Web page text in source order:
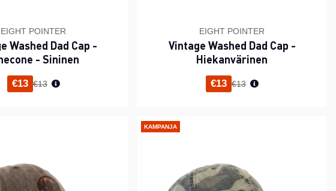
EIGHT POINTER
Washed Dad Cap -
- Sininen
€13 Normaali hinta
€13
EIGHT POINTER
Vintage Washed Dad Cap -
Hiekanvärinen
€13 Normaali hinta
€13
KAMPANJA